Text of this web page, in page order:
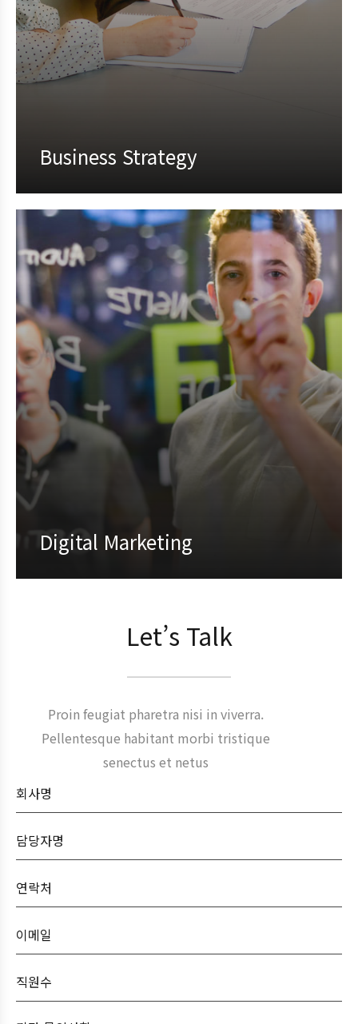
Business Strategy
Proin feugiat pharetra nisi in viverra.
Pellentesque habitant morbi tristique
senectus et netus et malesuada fames ac
turpis
Digital Marketing
Pellentesque habitant morbi tristique
Let’s Talk
Proin feugiat pharetra nisi in viverra.
Pellentesque habitant morbi tristique
senectus et netus